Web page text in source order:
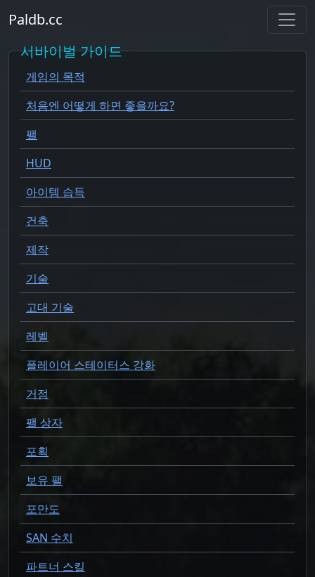
Paldb.cc
서바이벌 가이드
게임의 목적
처음엔 어떻게 하면 좋을까요?
팰
HUD
아이템 습득
건축
제작
기술
고대 기술
레벨
플레이어 스테이터스 강화
거점
팰 상자
포획
보유 팰
포만도
SAN 수치
파트너 스킬